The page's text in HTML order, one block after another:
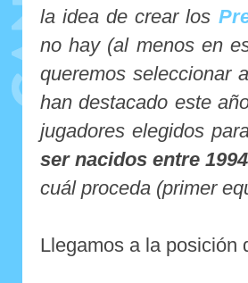
la idea de crear los
no hay (al menos en
queremos seleccionar
han destacado este
jugadores elegidos
ser nacidos entre
cuál proceda (primer
Llegamos a la posición